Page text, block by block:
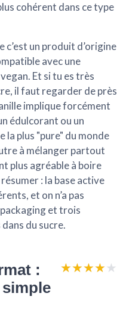
cohérent dans ce type
c’est un produit d’origine
avec une
Et si tu es très
il faut regarder de près
implique forcément
édulcorant ou un
la plus "pure" du monde
à mélanger partout
plus agréable à boire
: la base active
et on n’a pas
et trois
du sucre.
:
★★★★★
★★★★★